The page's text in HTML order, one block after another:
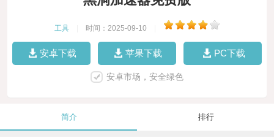
工具 时间：2025-09-10
安卓下载 苹果下载 PC下载
安卓市场，安全绿色
简介 排行